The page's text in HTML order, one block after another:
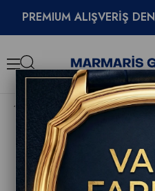
ALIŞVERİŞ DENEYİMİ